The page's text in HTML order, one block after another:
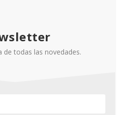
todas las novedades.